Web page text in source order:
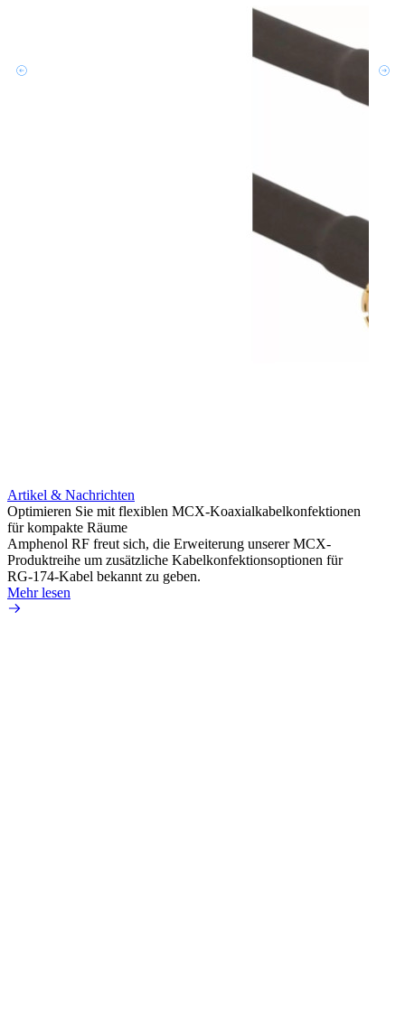
Artikel & Nachrichten
Optimieren Sie mit flexiblen MCX-Koaxialkabelkonfektionen
für kompakte Räume
Amphenol RF freut sich, die Erweiterung unserer MCX-
Produktreihe um zusätzliche Kabelkonfektionsoptionen für
RG-174-Kabel bekannt zu geben.
Mehr lesen